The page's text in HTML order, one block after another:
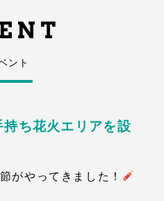
ント
ち花火エリアを設
がやってきました！